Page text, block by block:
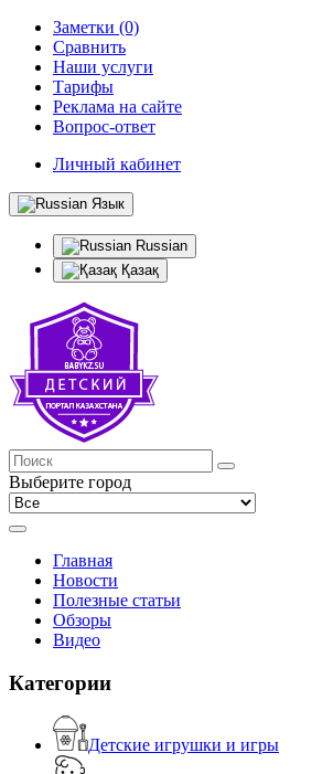
Заметки (0)
Сравнить
Наши услуги
Тарифы
Реклама на сайте
Вопрос-ответ
Личный кабинет
Язык
Russian
Қазақ
Выберите город
Главная
Новости
Полезные статьи
Обзоры
Видео
Категории
Детские игрушки и игры